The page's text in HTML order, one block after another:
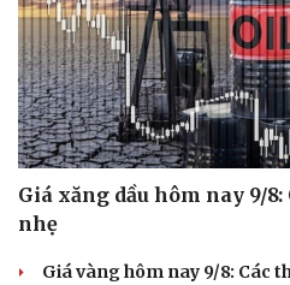
Giá xăng dầu hôm nay 9/
nhẹ
Giá vàng hôm nay 9/8: Các